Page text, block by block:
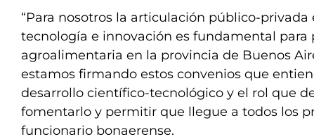
“Para nosotros la articulación público-privada
tecnología e innovación es fundamental para
agroalimentaria en la provincia de Buenos
estamos firmando estos convenios que
desarrollo científico-tecnológico y el rol que
fomentarlo y permitir que llegue a todos los
funcionario bonaerense.